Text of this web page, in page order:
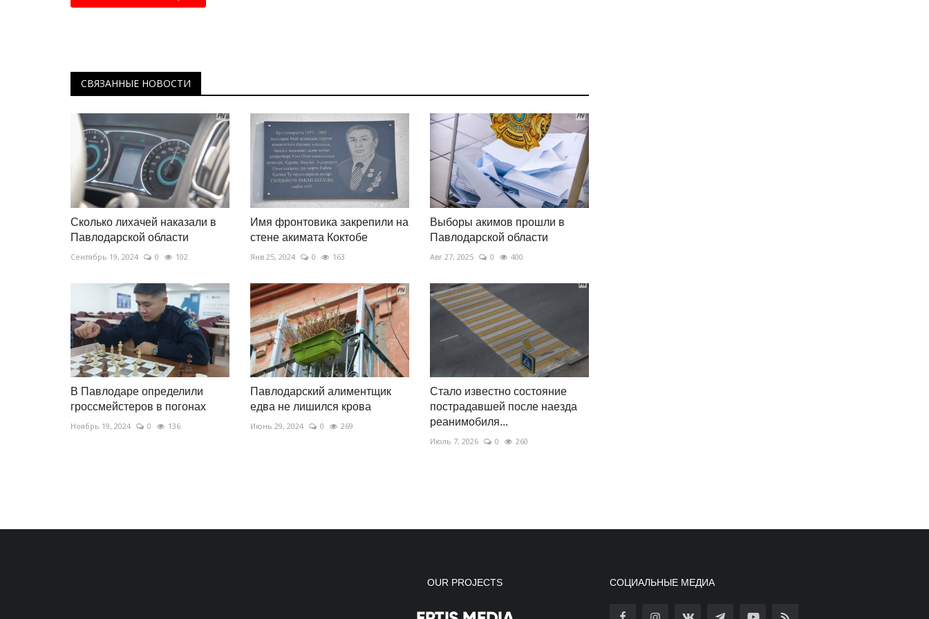
СВЯЗАННЫЕ НОВОСТИ
Сколько лихачей наказали в
Павлодарской области
Сентябрь 19, 2024 0 102
Имя фронтовика закрепили на
стене акимата Коктобе
Янв 25, 2024 0 163
Выборы акимов прошли в
Павлодарской области
Авг 27, 2025 0 400
В Павлодаре определили
гроссмейстеров в погонах
Ноябрь 19, 2024 0 136
Павлодарский алиментщик
едва не лишился крова
Июнь 29, 2024 0 269
Стало известно состояние
пострадавшей после наезда
реанимобиля...
Июль 7, 2026 0 260
OUR PROJECTS СОЦИАЛЬНЫЕ МЕДИА